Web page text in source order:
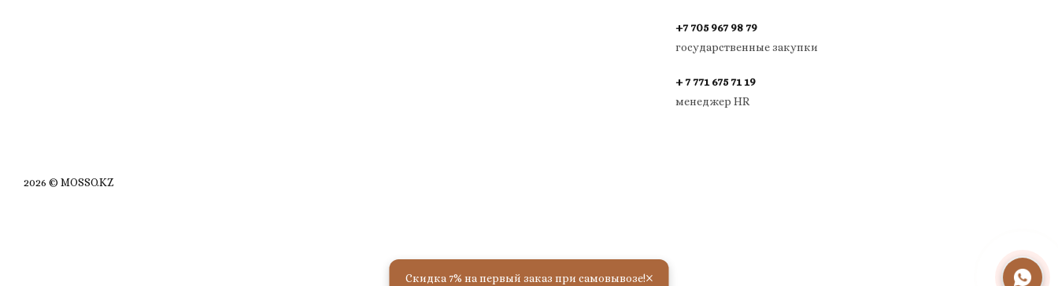
Скидка 7% на первый заказ при самовывозе!×
+7 705 967 98 79
государственные закупки
+ 7 771 675 71 19
менеджер HR
2026 © MOSSO.KZ